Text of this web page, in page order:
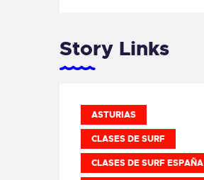
Story Links
ASTURIAS
CLASES DE SURF
CLASES DE SURF ESPAÑA